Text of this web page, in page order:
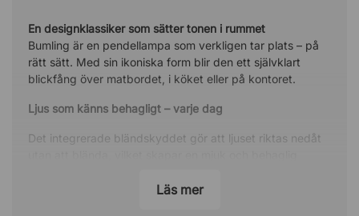
En designklassiker som sätter tonen i rummet
Bumling är en pendellampa som verkligen tar plats – på
rätt sätt. Med sin ikoniska form blir den ett självklart
blickfång över matbordet, i köket eller på kontoret.
Ljus som känns behagligt – varje dag
Det integrerade bländskyddet gör att ljuset riktas nedåt
utan att det stör samtalet eller atmosfären.
Läs mer